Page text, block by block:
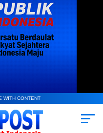
WITH CONTENT